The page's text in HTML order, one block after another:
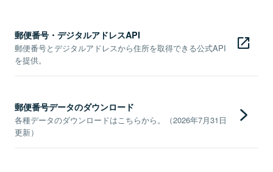
郵便番号・デジタルアドレスAPI
郵便番号とデジタルアドレスから住所を取得できる公式API
を提供。
郵便番号データのダウンロード
各種データのダウンロードはこちらから。（2026年7月31日
更新）